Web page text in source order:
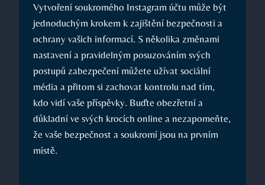
Vytvoření soukromého Instagram účtu může být
jednoduchým krokem k zajištění bezpečnosti a
ochrany vašich informací. S několika změnami
nastavení a pravidelným posuzováním svých
postupů zabezpečení můžete užívat sociální
média a přitom si zachovat kontrolu nad tím,
kdo vidí vaše příspěvky. Buďte obezřetní a
důkladní ve svých krocích online a nezapomeňte,
že vaše bezpečnost a soukromí jsou na prvním
místě.